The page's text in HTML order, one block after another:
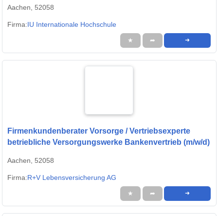
Aachen, 52058
Firma:IU Internationale Hochschule
★ ➦ ➜
Firmenkundenberater Vorsorge / Vertriebsexperte
betriebliche Versorgungswerke Bankenvertrieb (m/w/d)
Aachen, 52058
Firma:R+V Lebensversicherung AG
★ ➦ ➜